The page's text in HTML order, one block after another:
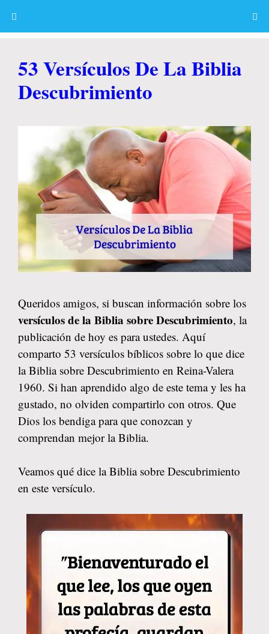
53 Versículos De La Biblia
Descubrimiento
Queridos amigos, si buscan información sobre los
versículos de la Biblia sobre Descubrimiento, la
publicación de hoy es para ustedes. Aquí
comparto 53 versículos bíblicos sobre lo que dice
la Biblia sobre Descubrimiento en Reina-Valera
1960. Si han aprendido algo de este tema y les ha
gustado, no olviden compartirlo con otros. Que
Dios los bendiga para que conozcan y
comprendan mejor la Biblia.
Veamos qué dice la Biblia sobre Descubrimiento
en este versículo.